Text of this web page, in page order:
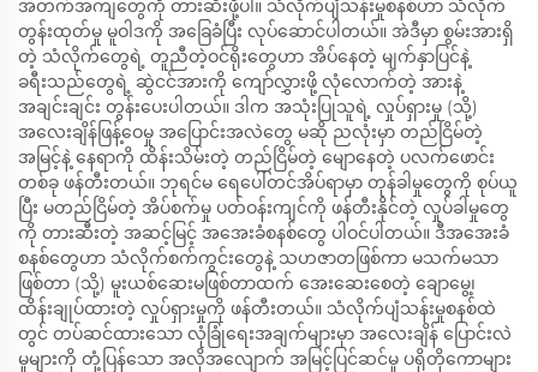
အတက်အကျတွေကို တားဆီးဖို့ပါ။ သံလိုက်ပျံသန်းမှုစနစ်ဟာ သံလိုက်
တွန်းထုတ်မှု မူဝါဒကို အခြေခံပြီး လုပ်ဆောင်ပါတယ်။ အဲဒီမှာ စွမ်းအားရှိ
တဲ့ သံလိုက်တွေရဲ့ တူညီတဲ့ဝင်ရိုးတွေဟာ အိပ်နေတဲ့ မျက်နှာပြင်နဲ့
ခရီးသည်တွေရဲ့ ဆွဲငင်အားကို ကျော်လွှားဖို့ လုံလောက်တဲ့ အားနဲ့
အချင်းချင်း တွန်းပေးပါတယ်။ ဒါက အသုံးပြုသူရဲ့ လှုပ်ရှားမှု (သို့)
အလေးချိန်ဖြန့်ဝေမှု အပြောင်းအလဲတွေ မဆို ညလုံးမှာ တည်ငြိမ်တဲ့
အမြင့်နဲ့ နေရာကို ထိန်းသိမ်းတဲ့ တည်ငြိမ်တဲ့ မျောနေတဲ့ ပလက်ဖောင်း
တစ်ခု ဖန်တီးတယ်။ ဘုရင်မ ရေပေါ်တင်အိပ်ရာမှာ တုန်ခါမှုတွေကို စုပ်ယူ
ပြီး မတည်ငြိမ်တဲ့ အိပ်စက်မှု ပတ်ဝန်းကျင်ကို ဖန်တီးနိုင်တဲ့ လှုပ်ခါမှုတွေ
ကို တားဆီးတဲ့ အဆင့်မြင့် အအေးခံစနစ်တွေ ပါဝင်ပါတယ်။ ဒီအအေးခံ
စနစ်တွေဟာ သံလိုက်စက်ကွင်းတွေနဲ့ သဟဇာတဖြစ်ကာ မသက်မသာ
ဖြစ်တာ (သို့) မူးယစ်ဆေးမဖြစ်တာထက် အေးဆေးစေတဲ့ ချောမွေ့၊
ထိန်းချုပ်ထားတဲ့ လှုပ်ရှားမှုကို ဖန်တီးတယ်။ သံလိုက်ပျံသန်းမှုစနစ်ထဲ
တွင် တပ်ဆင်ထားသော လုံခြုံရေးအချက်များမှာ အလေးချိန် ပြောင်းလဲ
မှုများကို တုံ့ပြန်သော အလိုအလျောက် အမြင့်ပြင်ဆင်မှု ပရိုတိုကောများ